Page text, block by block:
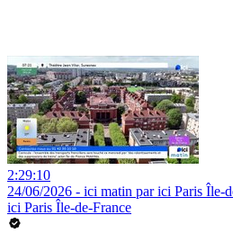
2:29:10
24/06/2026 - ici matin par ici Paris Île-
ici Paris Île-de-France